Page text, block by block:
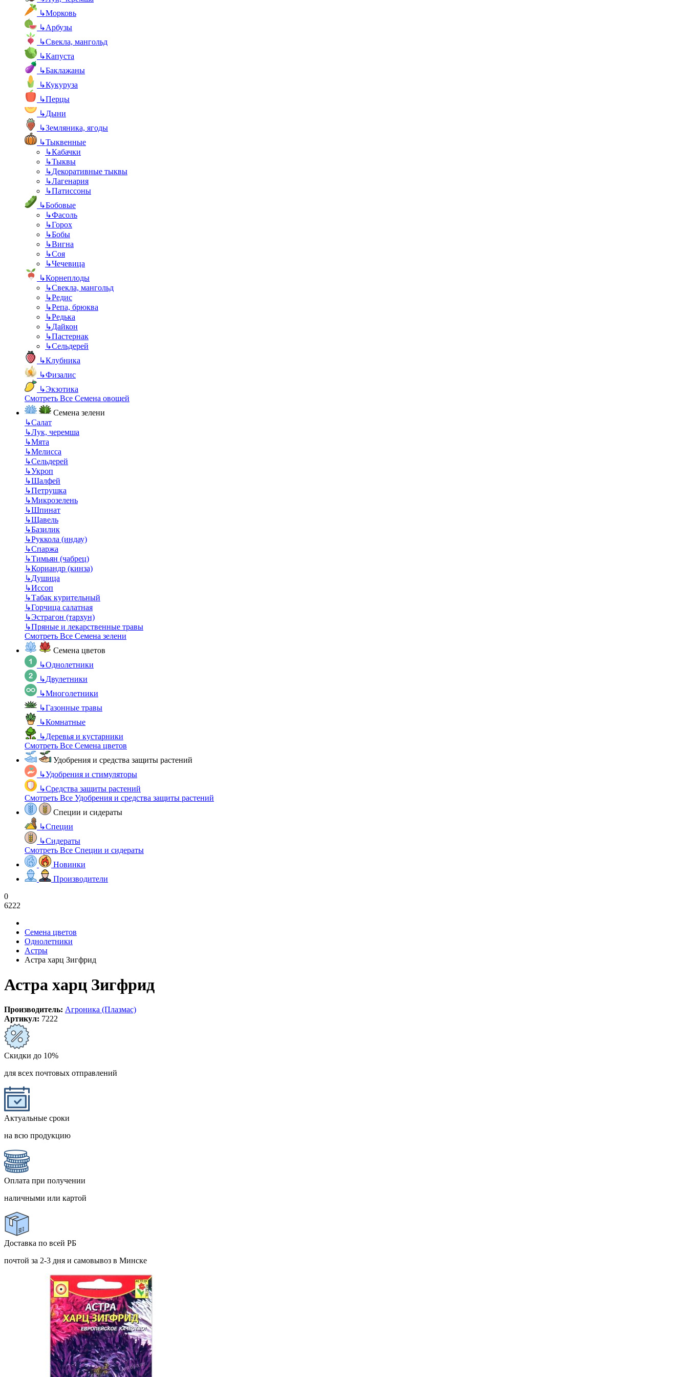
↳Морковь
↳Арбузы
↳Свекла, мангольд
↳Капуста
↳Баклажаны
↳Кукуруза
↳Перцы
↳Дыни
↳Земляника, ягоды
↳Тыквенные
↳Кабачки
↳Тыквы
↳Декоративные тыквы
↳Лагенария
↳Патиссоны
↳Бобовые
↳Фасоль
↳Горох
↳Бобы
↳Вигна
↳Соя
↳Чечевица
↳Корнеплоды
↳Свекла, мангольд
↳Редис
↳Репа, брюква
↳Редька
↳Дайкон
↳Пастернак
↳Сельдерей
↳Клубника
↳Физалис
↳Экзотика
Смотреть Все Семена овощей
Семена зелени
↳Салат
↳Лук, черемша
↳Мята
↳Мелисса
↳Сельдерей
↳Укроп
↳Шалфей
↳Петрушка
↳Микрозелень
↳Шпинат
↳Щавель
↳Базилик
↳Руккола (индау)
↳Спаржа
↳Тимьян (чабрец)
↳Кориандр (кинза)
↳Душица
↳Иссоп
↳Табак курительный
↳Горчица салатная
↳Эстрагон (тархун)
↳Пряные и лекарственные травы
Смотреть Все Семена зелени
Семена цветов
↳Однолетники
↳Двулетники
↳Многолетники
↳Газонные травы
↳Комнатные
↳Деревья и кустарники
Смотреть Все Семена цветов
Удобрения и средства защиты растений
↳Удобрения и стимуляторы
↳Средства защиты растений
Смотреть Все Удобрения и средства защиты растений
Специи и сидераты
↳Специи
↳Сидераты
Смотреть Все Специи и сидераты
Новинки
Производители
0
6222
Семена цветов
Однолетники
Астры
Астра харц Зигфрид
Астра харц Зигфрид
Производитель: Агроника (Плазмас)
Артикул: 7222
Скидки до 10%
для всех почтовых отправлений
Актуальные сроки
на всю продукцию
Оплата при получении
наличными или картой
Доставка по всей РБ
почтой за 2-3 дня и самовывоз в Минске